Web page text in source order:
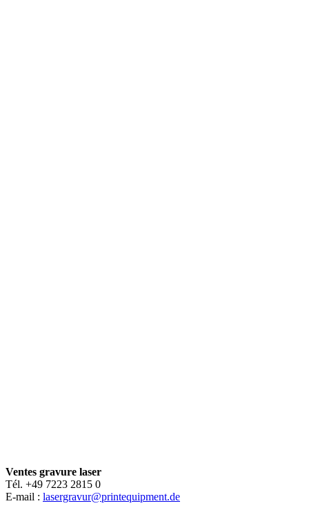
Ventes gravure laser
Tél. +49 7223 2815 0
E-mail : lasergravur@printequipment.de